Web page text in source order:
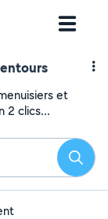
et
2 clics...